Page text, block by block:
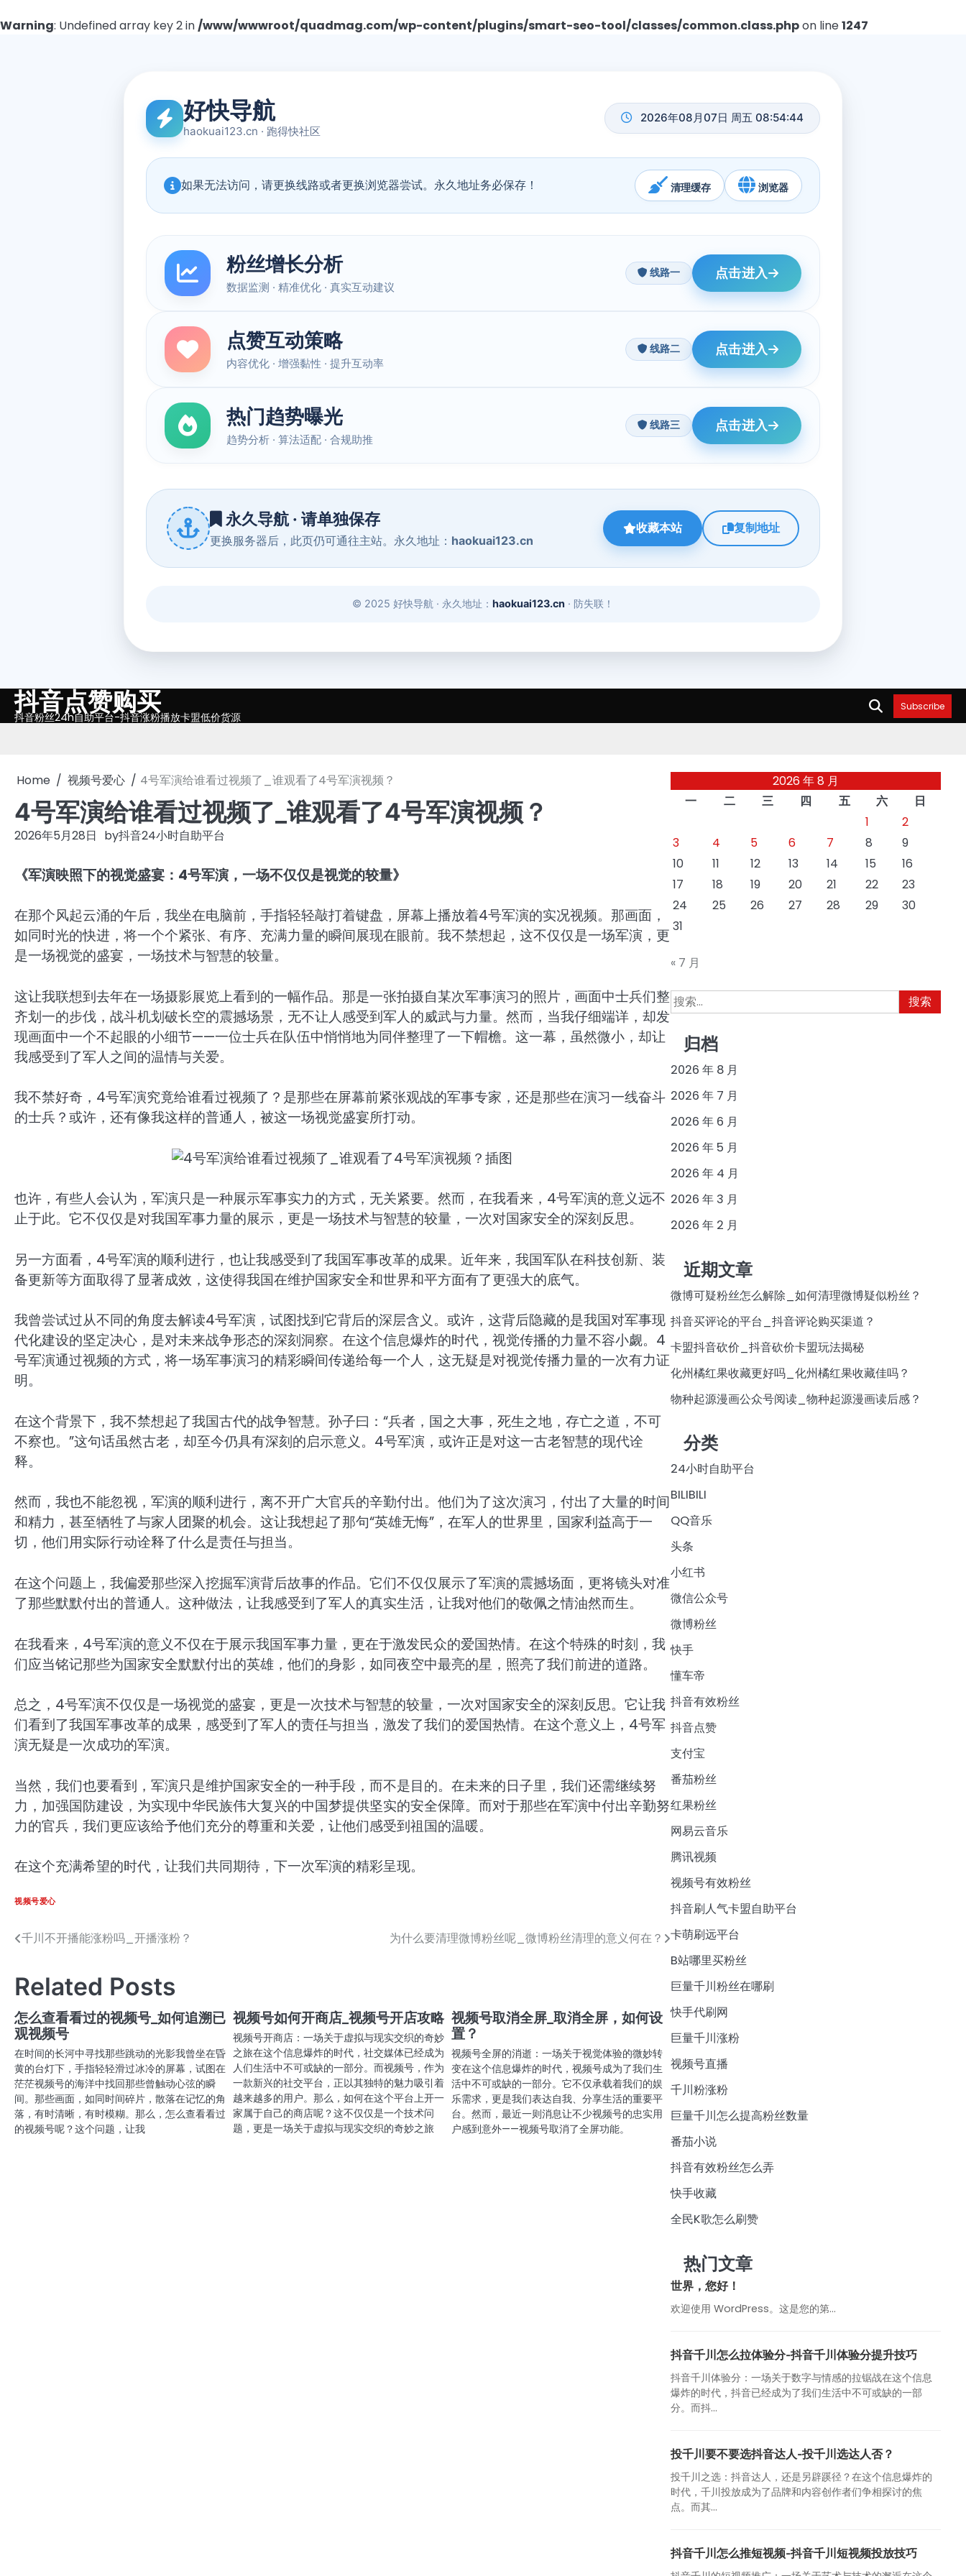
Warning: Undefined array key 2 in/www/wwwroot/quadmag.com/wp-content/plugins/smart-seo-tool/classes/common.class.phpon line1247
Skip抖音点赞购买
抖音粉丝24h自助平台-抖音涨粉播放卡盟低价货源
Subscribe
Home 视频号爱心 4号军演给谁看过视频了_谁观看了4号军演视频？
4号军演给谁看过视频了_谁观看了4号军演视频？
2026年5月28日 by抖音24小时自助平台
《军演映照下的视觉盛宴：4号军演，一场不仅仅是视觉的较量》
在那个风起云涌的午后，我坐在电脑前，手指轻轻敲打着键盘，屏幕上播放着4号军演的实况视频。那画面，
如同时光的快进，将一个个紧张、有序、充满力量的瞬间展现在眼前。我不禁想起，这不仅仅是一场军演，更
是一场视觉的盛宴，一场技术与智慧的较量。
这让我联想到去年在一场摄影展览上看到的一幅作品。那是一张拍摄自某次军事演习的照片，画面中士兵们整
齐划一的步伐，战斗机划破长空的震撼场景，无不让人感受到军人的威武与力量。然而，当我仔细端详，却发
现画面中一个不起眼的小细节——一位士兵在队伍中悄悄地为同伴整理了一下帽檐。这一幕，虽然微小，却让
我感受到了军人之间的温情与关爱。
我不禁好奇，4号军演究竟给谁看过视频了？是那些在屏幕前紧张观战的军事专家，还是那些在演习一线奋斗
的士兵？或许，还有像我这样的普通人，被这一场视觉盛宴所打动。
也许，有些人会认为，军演只是一种展示军事实力的方式，无关紧要。然而，在我看来，4号军演的意义远不
止于此。它不仅仅是对我国军事力量的展示，更是一场技术与智慧的较量，一次对国家安全的深刻反思。
另一方面看，4号军演的顺利进行，也让我感受到了我国军事改革的成果。近年来，我国军队在科技创新、装
备更新等方面取得了显著成效，这使得我国在维护国家安全和世界和平方面有了更强大的底气。
我曾尝试过从不同的角度去解读4号军演，试图找到它背后的深层含义。或许，这背后隐藏的是我国对军事现
代化建设的坚定决心，是对未来战争形态的深刻洞察。在这个信息爆炸的时代，视觉传播的力量不容小觑。4
号军演通过视频的方式，将一场军事演习的精彩瞬间传递给每一个人，这无疑是对视觉传播力量的一次有力证
明。
在这个背景下，我不禁想起了我国古代的战争智慧。孙子曰：“兵者，国之大事，死生之地，存亡之道，不可
不察也。”这句话虽然古老，却至今仍具有深刻的启示意义。4号军演，或许正是对这一古老智慧的现代诠
释。
然而，我也不能忽视，军演的顺利进行，离不开广大官兵的辛勤付出。他们为了这次演习，付出了大量的时间
和精力，甚至牺牲了与家人团聚的机会。这让我想起了那句“英雄无悔”，在军人的世界里，国家利益高于一
切，他们用实际行动诠释了什么是责任与担当。
在这个问题上，我偏爱那些深入挖掘军演背后故事的作品。它们不仅仅展示了军演的震撼场面，更将镜头对准
了那些默默付出的普通人。这种做法，让我感受到了军人的真实生活，让我对他们的敬佩之情油然而生。
在我看来，4号军演的意义不仅在于展示我国军事力量，更在于激发民众的爱国热情。在这个特殊的时刻，我
们应当铭记那些为国家安全默默付出的英雄，他们的身影，如同夜空中最亮的星，照亮了我们前进的道路。
总之，4号军演不仅仅是一场视觉的盛宴，更是一次技术与智慧的较量，一次对国家安全的深刻反思。它让我
们看到了我国军事改革的成果，感受到了军人的责任与担当，激发了我们的爱国热情。在这个意义上，4号军
演无疑是一次成功的军演。
当然，我们也要看到，军演只是维护国家安全的一种手段，而不是目的。在未来的日子里，我们还需继续努
力，加强国防建设，为实现中华民族伟大复兴的中国梦提供坚实的安全保障。而对于那些在军演中付出辛勤努
力的官兵，我们更应该给予他们充分的尊重和关爱，让他们感受到祖国的温暖。
在这个充满希望的时代，让我们共同期待，下一次军演的精彩呈现。
视频号爱心
文
导
航
千川不开播能涨粉吗_开播涨粉？ 为什么要清理微博粉丝呢_微博粉丝清理的意义何在？
Related Posts
怎么查看看过的视频号_如何追溯已
观视频号
在时间的长河中寻找那些跳动的光影我曾坐在昏
黄的台灯下，手指轻轻滑过冰冷的屏幕，试图在
茫茫视频号的海洋中找回那些曾触动心弦的瞬
间。那些画面，如同时间碎片，散落在记忆的角
落，有时清晰，有时模糊。那么，怎么查看看过
的视频号呢？这个问题，让我
视频号如何开商店_视频号开店攻略
视频号开商店：一场关于虚拟与现实交织的奇妙
之旅在这个信息爆炸的时代，社交媒体已经成为
人们生活中不可或缺的一部分。而视频号，作为
一款新兴的社交平台，正以其独特的魅力吸引着
越来越多的用户。那么，如何在这个平台上开一
家属于自己的商店呢？这不仅仅是一个技术问
题，更是一场关于虚拟与现实交织的奇妙之旅
视频号取消全屏_取消全屏，如何设
置？
视频号全屏的消逝：一场关于视觉体验的微妙转
变在这个信息爆炸的时代，视频号成为了我们生
活中不可或缺的一部分。它不仅承载着我们的娱
乐需求，更是我们表达自我、分享生活的重要平
台。然而，最近一则消息让不少视频号的忠实用
户感到意外——视频号取消了全屏功能。
2026 年 8 月
一
二 三 四 五 六
日
1
2
3
4 5 6 7 8
9
10
11 12 13 14 15
16
17
18 19 20 21 22
23
24
25 26 27 28 29
30
31
« 7 月
搜
索：
归档
2026 年 8 月
2026 年 7 月
2026 年 6 月
2026 年 5 月
2026 年 4 月
2026 年 3 月
2026 年 2 月
近期文章
微博可疑粉丝怎么解除_如何清理微博疑似粉丝？
抖音买评论的平台_抖音评论购买渠道？
卡盟抖音砍价_抖音砍价卡盟玩法揭秘
化州橘红果收藏更好吗_化州橘红果收藏佳吗？
物种起源漫画公众号阅读_物种起源漫画读后感？
分类
24小时自助平台
BILIBILI
QQ音乐
头条
小红书
微信公众号
微博粉丝
快手
懂车帝
抖音有效粉丝
抖音点赞
支付宝
番茄粉丝
红果粉丝
网易云音乐
腾讯视频
视频号有效粉丝
抖音刷人气卡盟自助平台
卡萌刷远平台
B站哪里买粉丝
巨量千川粉丝在哪刷
快手代刷网
巨量千川涨粉
视频号直播
千川粉涨粉
巨量千川怎么提高粉丝数量
番茄小说
抖音有效粉丝怎么弄
快手收藏
全民K歌怎么刷赞
热门文章
世界，您好！
欢迎使用 WordPress。这是您的第…
抖音千川怎么拉体验分-抖音千川体验分提升技巧
抖音千川体验分：一场关于数字与情感的拉锯战在这个信息
爆炸的时代，抖音已经成为了我们生活中不可或缺的一部
分。而抖...
投千川要不要选抖音达人-投千川选达人否？
投千川之选：抖音达人，还是另辟蹊径？在这个信息爆炸的
时代，千川投放成为了品牌和内容创作者们争相探讨的焦
点。而其...
抖音千川怎么推短视频-抖音千川短视频投放技巧